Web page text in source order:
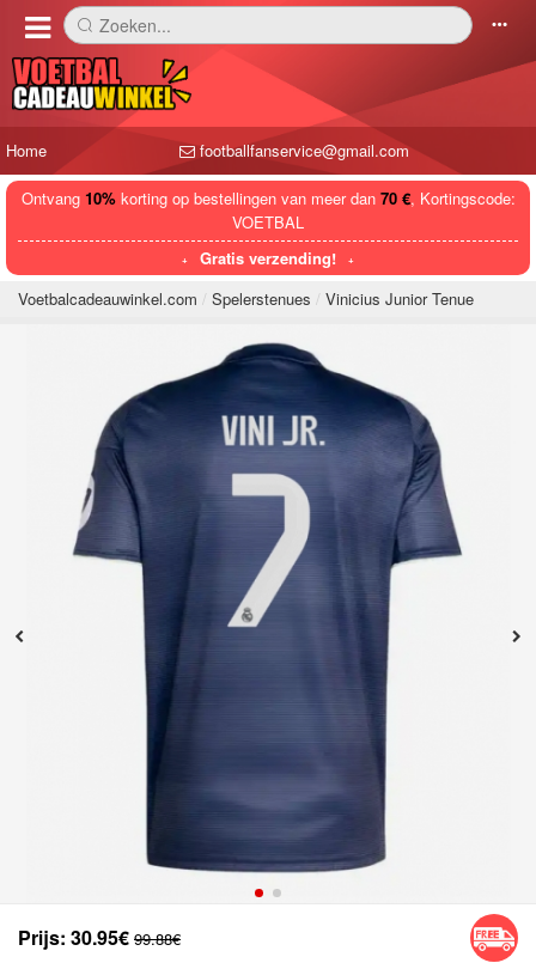
󰅼 Zoeken... 󰄒
Home footballfanservice@gmail.com
Ontvang 10%korting op bestellingen van meer dan 70 €, Kortingscode:
VOETBAL
Gratis verzending!
Voetbalcadeauwinkel.com
Spelerstenues Vinicius Junior Tenue
Prijs: 30.95€ 99.88€